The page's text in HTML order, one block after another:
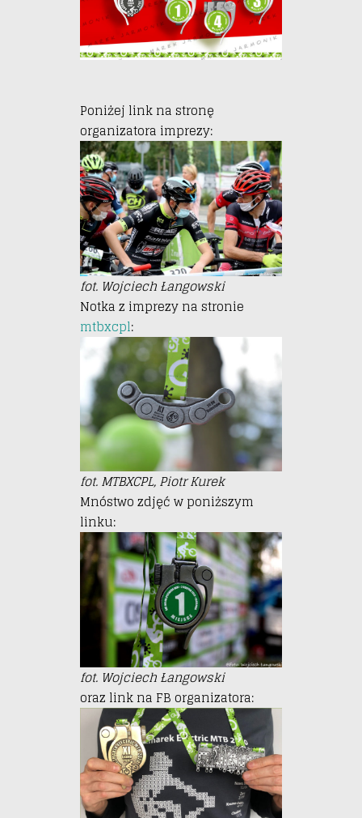
Poniżej link na stronę
organizatora imprezy:
fot. Wojciech Łangowski
Notka z imprezy na stronie
mtbxcpl:
fot. MTBXCPL, Piotr Kurek
Mnóstwo zdjęć w poniższym
linku:
fot. Wojciech Łangowski
oraz link na FB organizatora: